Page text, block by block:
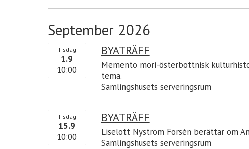
September 2026
Tisdag
1.9
10:00
BYATRÄFF
Memento mori-österbottnisk
tema.
Samlingshusets serveringsrum
Tisdag
15.9
10:00
BYATRÄFF
Liselott Nyström Forsén berättar om
Samlingshusets serveringsrum